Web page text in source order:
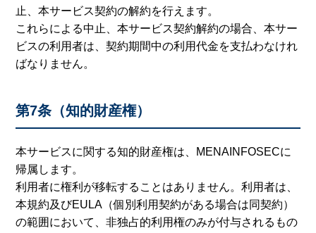
止、本サービス契約の解約を行えます。
これらによる中止、本サービス契約解約の場合、本サー
ビスの利用者は、契約期間中の利用代金を支払わなけれ
ばなりません。
第7条（知的財産権）
本サービスに関する知的財産権は、MENAINFOSECに
帰属します。
利用者に権利が移転することはありません。利用者は、
本規約及びEULA（個別利用契約がある場合は同契約）
の範囲において、非独占的利用権のみが付与されるもの